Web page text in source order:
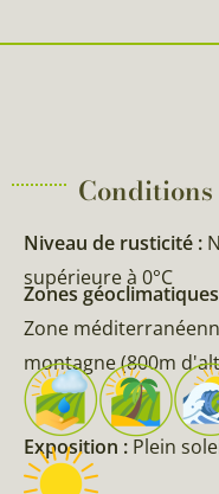
Niveau de rusticité :
supérieure à 0°C
Zones
Zone
montagne (800m
Exposition :Plein